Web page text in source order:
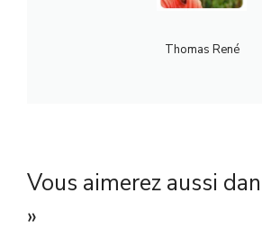
Thomas René
Vous aimerez aussi
»